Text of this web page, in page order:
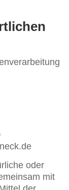
oder
mit